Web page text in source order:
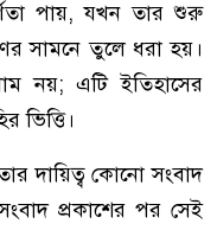
পায়, যখন তার শুরু
সামনে তুলে ধরা হয়।
নয়; এটি ইতিহাসের
ভিত্তি।
দায়িত্ব কোনো সংবাদ
প্রকাশের পর সেই